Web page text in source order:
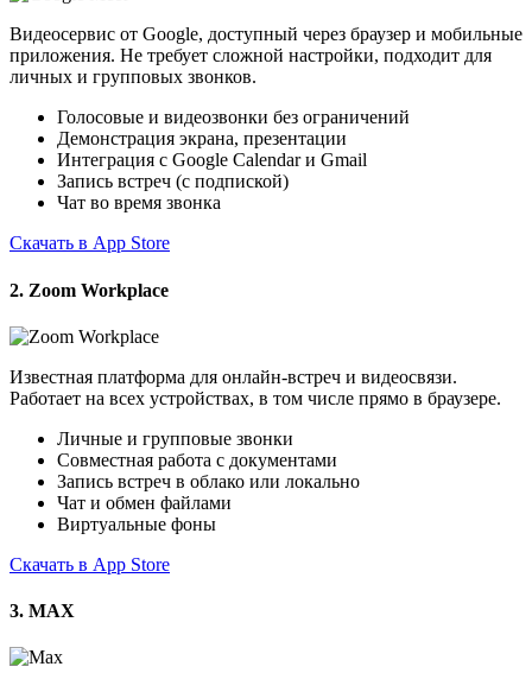
Видеосервис от Google, доступный через браузер и мобильные
приложения. Не требует сложной настройки, подходит для
личных и групповых звонков.
Голосовые и видеозвонки без ограничений
Демонстрация экрана, презентации
Интеграция с Google Calendar и Gmail
Запись встреч (с подпиской)
Чат во время звонка
Скачать в App Store
2. Zoom Workplace
Известная платформа для онлайн-встреч и видеосвязи.
Работает на всех устройствах, в том числе прямо в браузере.
Личные и групповые звонки
Совместная работа с документами
Запись встреч в облако или локально
Чат и обмен файлами
Виртуальные фоны
Скачать в App Store
3. MAX